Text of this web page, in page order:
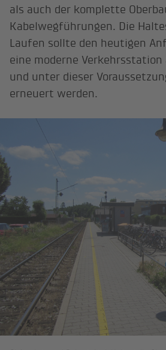
als auch der komplette
Kabelwegführungen. Die
Laufen sollte den heutigen
eine moderne Verkehrsstation
und unter dieser
erneuert werden.